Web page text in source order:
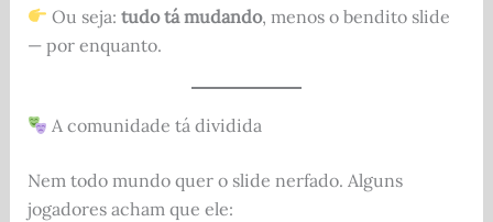
Ou seja: tudo tá mudando, menos o bendito slide
— por enquanto.
A comunidade tá dividida
Nem todo mundo quer o slide nerfado. Alguns
jogadores acham que ele: